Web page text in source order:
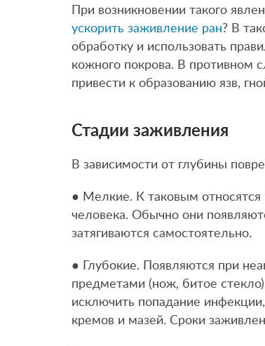
При возникновении такого
ускорить заживление ран? В
обработку и использовать
кожного покрова. В противном
привести к образованию язв,
Стадии заживления
В зависимости от глубины
● Мелкие. К таковым
человека. Обычно они
затягиваются самостоятельно.
● Глубокие. Появляются при
предметами (нож, битое
исключить попадание
кремов и мазей. Сроки